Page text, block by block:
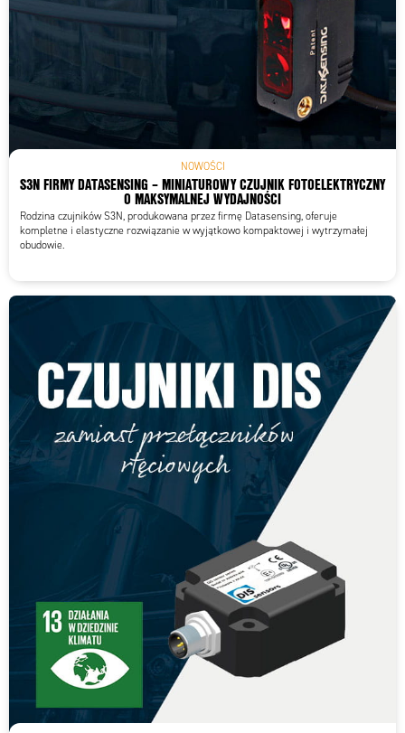
NOWOŚCI
S3N FIRMY DATASENSING – MINIATUROWY CZUJNIK FOTOELEKTRYCZNY
O MAKSYMALNEJ WYDAJNOŚCI
Rodzina czujników S3N, produkowana przez firmę Datasensing, oferuje
kompletne i elastyczne rozwiązanie w wyjątkowo kompaktowej i wytrzymałej
obudowie.